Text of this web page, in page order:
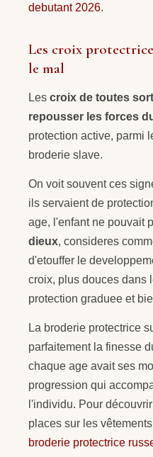
debutant 2026.
Les croix
le mal
Les croix de toutes
repousser les forces
protection active, parmi
broderie slave.
On voit souvent ces
ils servaient de
age, l'enfant ne pouvait
dieux, consideres
d'etouffer le
croix, plus douces dans
protection graduee et
La broderie protectrice
parfaitement la finesse
chaque age avait ses
progression qui
l'individu. Pour
places sur les
broderie protectrice